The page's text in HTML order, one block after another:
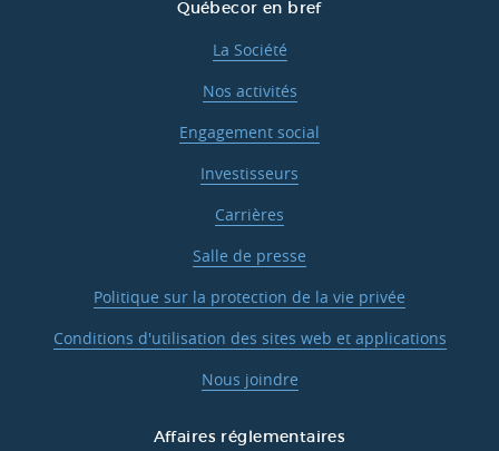
Québecor en bref
La Société
Nos activités
Engagement social
Investisseurs
Carrières
Salle de presse
Politique sur la protection de la vie privée
Conditions d'utilisation des sites web et applications
Nous joindre
Affaires réglementaires